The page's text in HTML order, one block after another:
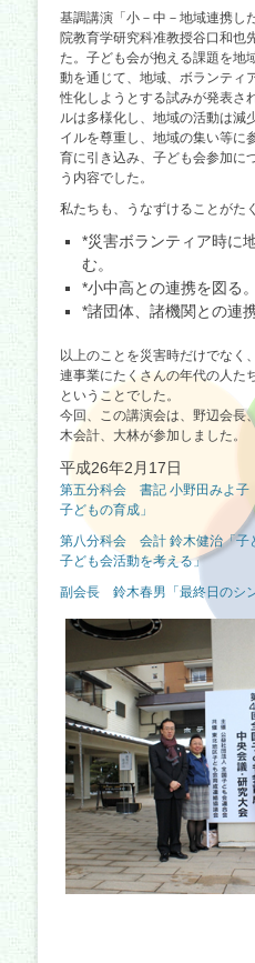
基調講演「小－中－地域連携し
院教育学研究科准教授谷口和也
た。子ども会が抱える課題を地
動を通じて、地域、ボランティ
性化しようとする試みが発表さ
ルは多様化し、地域の活動は減
イルを尊重し、地域の集い等に
育に引き込み、子ども会参加に
う内容でした。
私たちも、うなずけることがた
*災害ボランティア時に
む。
*小中高との連携を図る。
*諸団体、諸機関との連
以上のことを災害時だけでなく
連事業にたくさんの年代の人た
ということでした。
今回、この講演会は、野辺会長
木会計、大林が参加しました。
平成26年2月17日
第五分科会 書記 小野田みよ子
子どもの育成」
第八分科会 会計 鈴木健治「子
子ども会活動を考える」
副会長 鈴木春男「最終日のシ